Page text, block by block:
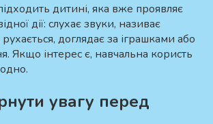
дитині, яка вже проявляє
дії: слухає звуки, називає
доглядає за іграшками або
Якщо інтерес є, навчальна користь
увагу перед